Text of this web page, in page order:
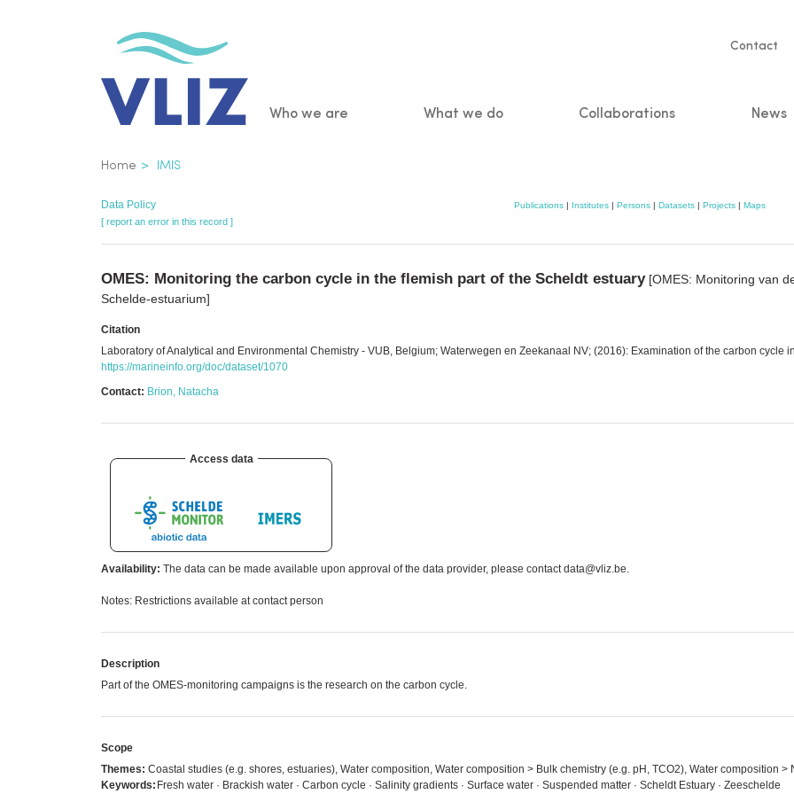
Service
Contact
Main
Who we are What we do Collaborations News
Breadcrumb
Home IMIS
Data Policy Publications | Institutes | Persons | Datasets | Projects | Maps
[ report an error in this record ]
OMES: Monitoring the carbon cycle in the flemish part of the Scheldt estuary[OMES: Monitoring van
Schelde-estuarium]
Citation
Laboratory of Analytical and Environmental Chemistry - VUB, Belgium; Waterwegen en Zeekanaal NV; (2016): Examination of the carbon cycle
https://marineinfo.org/doc/dataset/1070
Contact: Brion, Natacha
Access data
Availability: The data can be made available upon approval of the data provider, please contact data@vliz.be.
Notes: Restrictions available at contact person
Description
Part of the OMES-monitoring campaigns is the research on the carbon cycle.
Scope
Themes: Coastal studies (e.g. shores, estuaries), Water composition, Water composition > Bulk chemistry (e.g. pH, TCO2), Water composition >
Keywords: Fresh water · Brackish water · Carbon cycle · Salinity gradients · Surface water · Suspended matter · Scheldt Estuary · Zeeschelde